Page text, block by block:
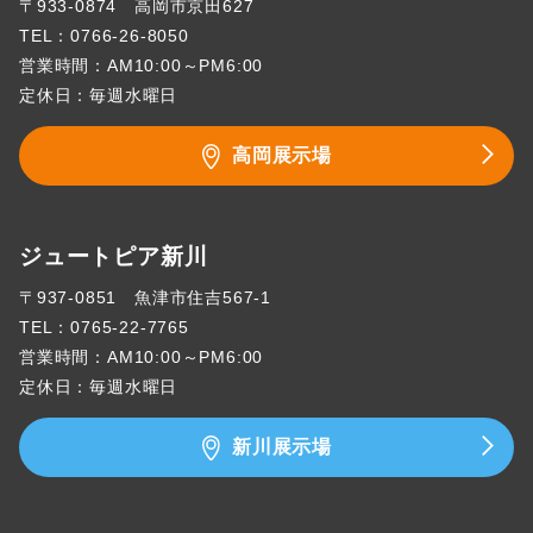
〒933-0874 高岡市京田627
TEL：0766-26-8050
営業時間：AM10:00～PM6:00
定休日：毎週水曜日
高岡展示場
ジュートピア新川
〒937-0851 魚津市住吉567-1
TEL：0765-22-7765
営業時間：AM10:00～PM6:00
定休日：毎週水曜日
新川展示場